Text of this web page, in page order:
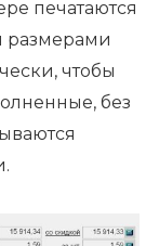
печатаются
размерами
чтобы
без